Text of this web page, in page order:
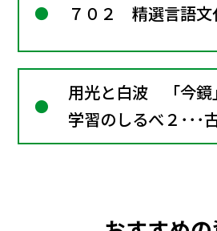
３･･･用言の活用／
７０２ 精選言語文
用光と白波 「今
学習のしるべ２･･･
べるために